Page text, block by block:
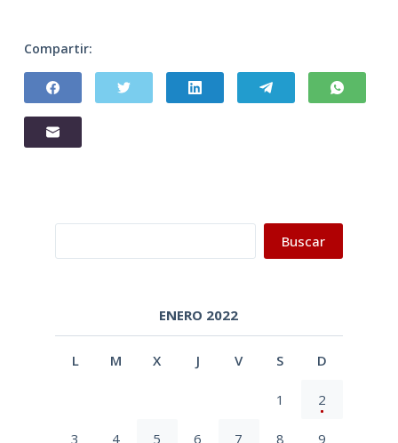
Compartir:
Buscar
ENERO 2022
L M X J V S D
1 2
3 4 5 6 7 8 9